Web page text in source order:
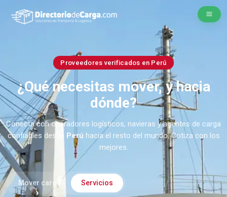
Proveedores verificados en Perú
¿Qué necesitas mover, y hacia
dónde?
Conecta con operadores logísticos, navieras y agentes de carga
confiables desde Perú hacia el resto del mundo. Cotiza con los
mejores.
Mover carga Servicios